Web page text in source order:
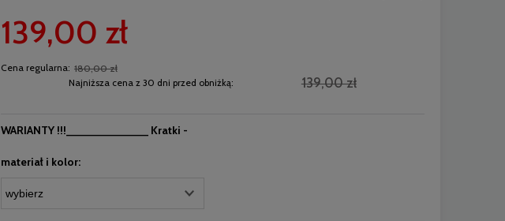
139,00 zł
Cena regularna: 180,00 zł
Najniższa cena z 30 dni przed obniżką:
139,00 zł
WARIANTY !!!_____________ Kratki -
materiał i kolor: